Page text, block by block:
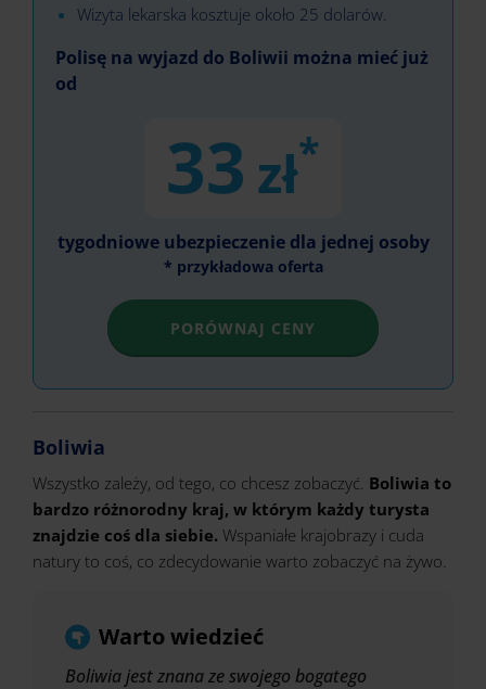
Wizyta lekarska kosztuje około 25 dolarów.
Polisę na wyjazd do Boliwii można mieć już
od
33 zł*
tygodniowe ubezpieczenie dla jednej osoby
* przykładowa oferta
PORÓWNAJ CENY
Boliwia
Wszystko zależy, od tego, co chcesz zobaczyć. Boliwia to
bardzo różnorodny kraj, w którym każdy turysta
znajdzie coś dla siebie. Wspaniałe krajobrazy i cuda
natury to coś, co zdecydowanie warto zobaczyć na żywo.
Warto wiedzieć
Boliwia jest znana ze swojego bogatego